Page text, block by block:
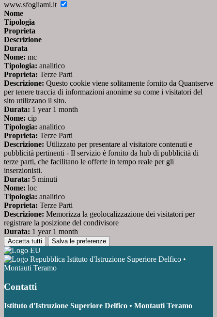
www.sfogliami.it
Nome
Tipologia
Proprieta
Descrizione
Durata
Nome: mc
Tipologia: analitico
Proprieta: Terze Parti
Descrizione: Questo cookie viene solitamente fornito da Quantserve
per tenere traccia di informazioni anonime su come i visitatori del
sito utilizzano il sito.
Durata: 1 year 1 month
Nome: cip
Tipologia: analitico
Proprieta: Terze Parti
Descrizione: Utilizzato per presentare al visitatore contenuti e
pubblicità pertinenti - Il servizio è fornito da hub di pubblicità di
terze parti, che facilitano le offerte in tempo reale per gli
inserzionisti.
Durata: 5 minuti
Nome: loc
Tipologia: analitico
Proprieta: Terze Parti
Descrizione: Memorizza la geolocalizzazione dei visitatori per
registrare la posizione del condivisore
Durata: 1 year 1 month
Accetta tutti Salva le preferenze
Istituto d'Istruzione Superiore Delfico •
Montauti Teramo
Contatti
Istituto d'Istruzione Superiore Delfico • Montauti Teramo